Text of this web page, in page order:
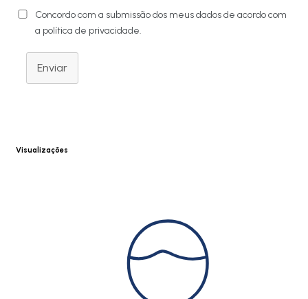
Concordo com a submissão dos meus dados de acordo com
a política de privacidade.
Enviar
Visualizações